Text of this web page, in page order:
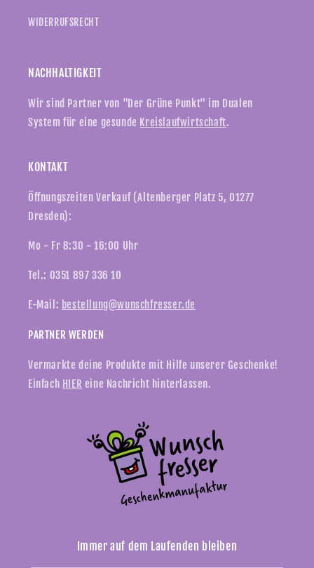
WIDERRUFSRECHT
NACHHALTIGKEIT
Wir sind Partner von "Der Grüne Punkt" im Dualen
System für eine gesunde Kreislaufwirtschaft.
KONTAKT
Öffnungszeiten Verkauf (Altenberger Platz 5, 01277
Dresden):
Mo - Fr 8:30 - 16:00 Uhr
Tel.: 0351 897 336 10
E-Mail: bestellung@wunschfresser.de
PARTNER WERDEN
Vermarkte deine Produkte mit Hilfe unserer Geschenke!
Einfach HIER eine Nachricht hinterlassen.
Immer auf dem Laufenden bleiben